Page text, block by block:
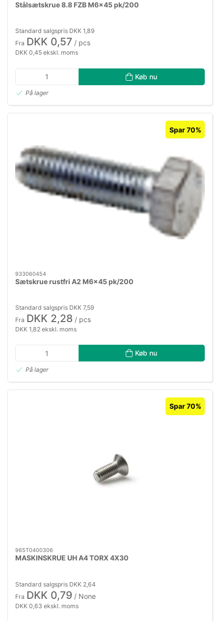
Stålsætskrue 8.8 FZB M6×45 pk/200
Standard salgspris DKK 1,89
Fra DKK 0,57 / pcs
DKK 0,45 ekskl. moms
Køb nu
På lager
Spar 70%
933060454
Sætskrue rustfri A2 M6×45 pk/200
Standard salgspris DKK 7,59
Fra DKK 2,28 / pcs
DKK 1,82 ekskl. moms
Køb nu
På lager
Spar 70%
965T0400306
MASKINSKRUE UH A4 TORX 4X30
Standard salgspris DKK 2,64
Fra DKK 0,79 / None
DKK 0,63 ekskl. moms